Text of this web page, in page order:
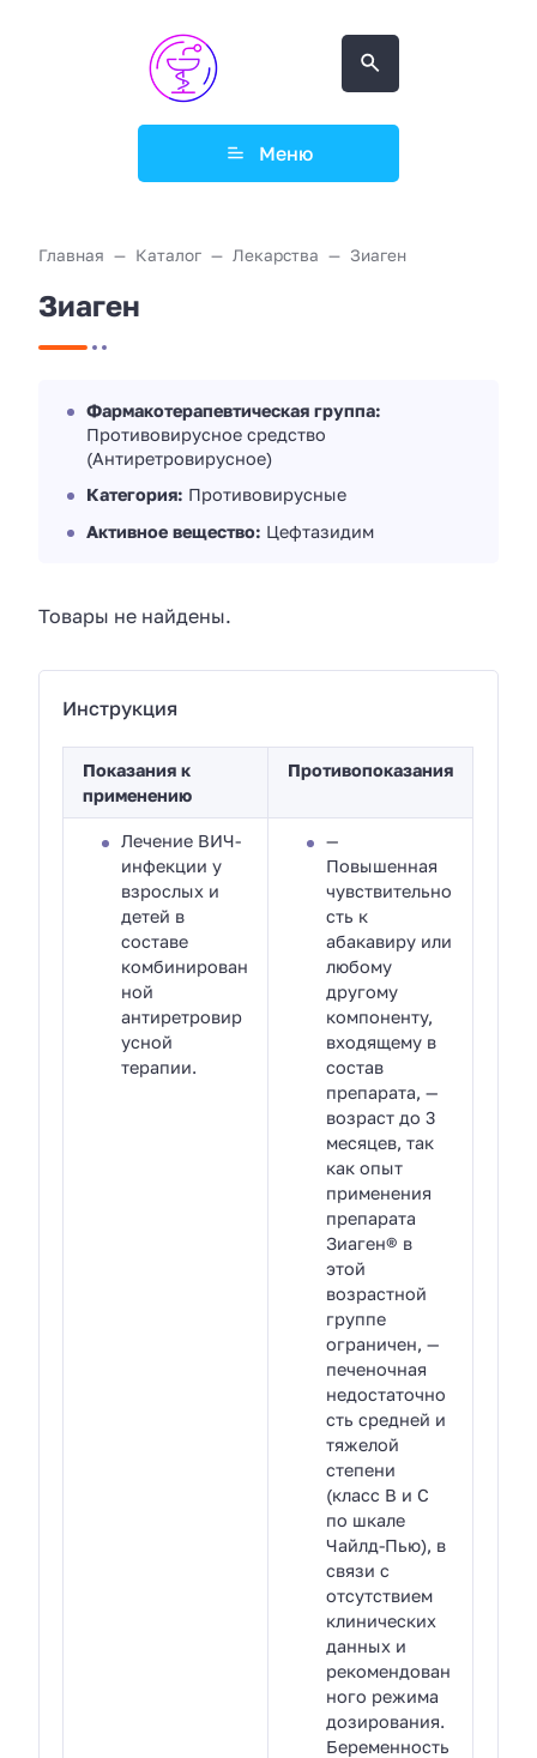
Меню
Главная Каталог Лекарства Зиаген
Зиаген
Фармакотерапевтическая группа:
Противовирусное средство
(Антиретровирусное)
Категория: Противовирусные
Активное вещество: Цефтазидим
Товары не найдены.
Инструкция
Показания к
применению
Противопоказания
Лечение ВИЧ-
инфекции у
взрослых и
детей в
составе
комбинирован
ной
антиретровир
усной
терапии.
—
Повышенная
чувствительно
сть к
абакавиру или
любому
другому
компоненту,
входящему в
состав
препарата, —
возраст до 3
месяцев, так
как опыт
применения
препарата
Зиаген® в
этой
возрастной
группе
ограничен, —
печеночная
недостаточно
сть средней и
тяжелой
степени
(класс В и С
по шкале
Чайлд-Пью), в
связи с
отсутствием
клинических
данных и
рекомендован
ного режима
дозирования.
Беременность